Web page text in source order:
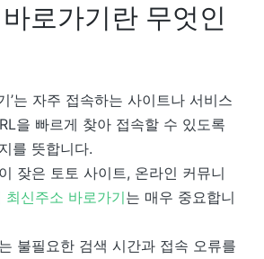
로가기란 무엇인
’는 자주 접속하는 사이트나 서비스
을 빠르게 찾아 접속할 수 있도록
를 뜻합니다.
잦은 토토 사이트, 온라인 커뮤니
최신주소 바로가기는 매우 중요합니
불필요한 검색 시간과 접속 오류를